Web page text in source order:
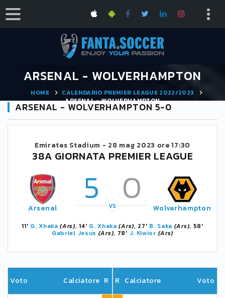
ARSENAL - WOLVERHAMPTON
HOME
CALENDARIO PREMIER LEAGUE 2022/2023
ARSENAL - WOLVERHAMPTON
ARSENAL - WOLVERHAMPTON 5-0
Emirates Stadium - 28 mag 2023 ore 17:30
38A GIORNATA PREMIER LEAGUE
Arsenal 5 0
VS Wolverhampton
11' G. Xhaka (Ars), 14' G. Xhaka (Ars), 27' B. Saka (Ars), 58'
Gabriel Jesus (Ars), 78' J. Kiwior (Ars)
Voto Calciatore R R Calciatore Voto